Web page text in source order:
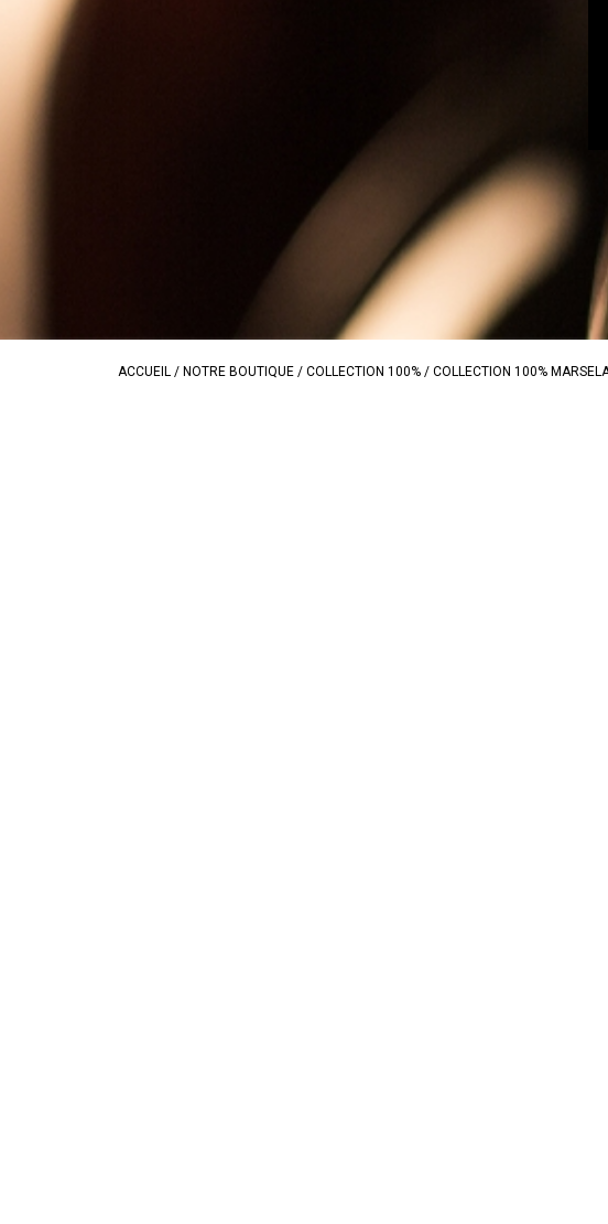
ACCUEIL / NOTRE BOUTIQUE / COLLECTION 100% / COLLECTION 100%